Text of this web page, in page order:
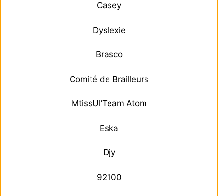
Casey
Dyslexie
Brasco
Comité de Brailleurs
MtissUl’Team Atom
Eska
Djy
92100